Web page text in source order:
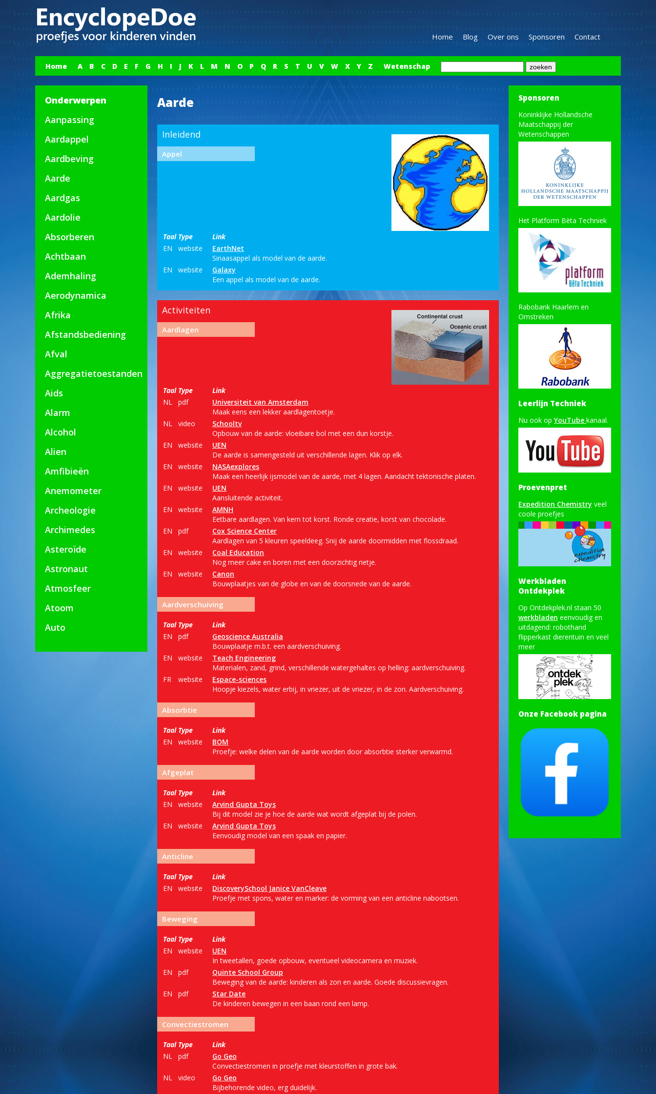
Home Blog Over ons Sponsoren Contact
Home A B C D E F G H I J K L M N O P Q R S T U V W X Y Z Wetenschap
Onderwerpen
Aanpassing
Aardappel
Aardbeving
Aarde
Aardgas
Aardolie
Absorberen
Achtbaan
Ademhaling
Aerodynamica
Afrika
Afstandsbediening
Afval
Aggregatietoestanden
Aids
Alarm
Alcohol
Alien
Amfibieën
Anemometer
Archeologie
Archimedes
Asteroïde
Astronaut
Atmosfeer
Atoom
Auto
Aarde
Inleidend
Appel
Taal Type
Link
EN
website
EarthNet
Sinaasappel als model van de aarde.
EN
website
Galaxy
Een appel als model van de aarde.
Activiteiten
Aardlagen
Taal Type
Link
NL
pdf
Universiteit van Amsterdam
Maak eens een lekker aardlagentoetje.
NL
video
Schooltv
Opbouw van de aarde: vloeibare bol met een dun korstje.
EN
website
UEN
De aarde is samengesteld uit verschillende lagen. Klik op elk.
EN
website
NASAexplores
Maak een heerlijk ijsmodel van de aarde, met 4 lagen. Aandacht tektonische platen.
EN
website
UEN
Aansluitende activiteit.
EN
website
AMNH
Eetbare aardlagen. Van kern tot korst. Ronde creatie, korst van chocolade.
EN
pdf
Cox Science Center
Aardlagen van 5 kleuren speeldeeg. Snij de aarde doormidden met flossdraad.
EN
website
Coal Education
Nog meer cake en boren met een doorzichtig rietje.
EN
website
Canon
Bouwplaatjes van de globe en van de doorsnede van de aarde.
Aardverschuiving
Taal Type
Link
EN
pdf
Geoscience Australia
Bouwplaatje m.b.t. een aardverschuiving.
EN
website
Teach Engineering
Materialen, zand, grind, verschillende watergehaltes op helling: aardverschuiving.
FR
website
Espace-sciences
Hoopje kiezels, water erbij, in vriezer, uit de vriezer, in de zon. Aardverschuiving.
Absorbtie
Taal Type
Link
EN
website
BOM
Proefje: welke delen van de aarde worden door absorbtie sterker verwarmd.
Afgeplat
Taal Type
Link
EN
website
Arvind Gupta Toys
Bij dit model zie je hoe de aarde wat wordt afgeplat bij de polen.
EN
website
Arvind Gupta Toys
Eenvoudig model van een spaak en papier.
Anticline
Taal Type
Link
EN
website
DiscoverySchool Janice VanCleave
Proefje met spons, water en marker: de vorming van een anticline nabootsen.
Beweging
Taal Type
Link
EN
website
UEN
In tweetallen, goede opbouw, eventueel videocamera en muziek.
EN
pdf
Quinte School Group
Beweging van de aarde: kinderen als zon en aarde. Goede discussievragen.
EN
pdf
Star Date
De kinderen bewegen in een baan rond een lamp.
Convectiestromen
Taal Type
Link
NL
pdf
Go Geo
Convectiestromen in proefje met kleurstoffen in grote bak.
NL
video
Go Geo
Bijbehorende video, erg duidelijk.
Sponsoren
Koninklijke Hollandsche
Maatschappij der
Wetenschappen
Het Platform Bèta Techniek
Rabobank Haarlem en
Omstreken
Leerlijn Techniek
Nu ook opYouTube kanaal.
Proevenpret
Expedition Chemistry veel
coole proefjes
Werkbladen
Ontdekplek
Op Ontdekplek.nl staan 50
werkbladen eenvoudig en
uitdagend: robothand
flipperkast dierentuin en veel
meer
Onze Facebook pagina